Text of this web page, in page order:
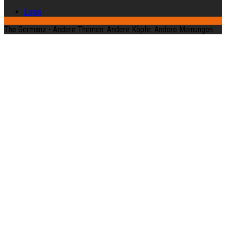
Login
The Germanz - Andere Themen. Andere Köpfe. Andere Meinungen.